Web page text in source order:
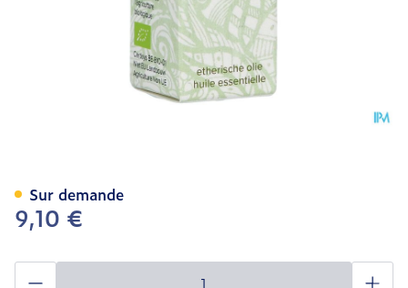
9,10 €
Quantité
Sur demande